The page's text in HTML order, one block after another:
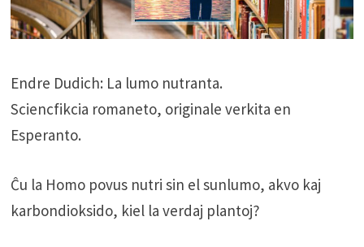
Endre Dudich: La lumo nutranta.
Sciencfikcia romaneto, originale verkita en
Esperanto.
Ĉu la Homo povus nutri sin el sunlumo, akvo kaj
karbondioksido, kiel la verdaj plantoj?